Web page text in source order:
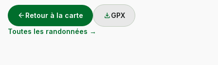
arrow_back Retour à la carte downloadGPX
Toutes les randonnées →